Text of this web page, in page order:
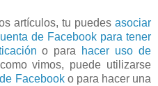
artículos, tu puedes asociar
de Facebook para tener
o para
hacer uso de
vimos, puede utilizarse
Facebooko para hacer una